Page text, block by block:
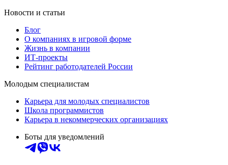
Новости и статьи
Блог
О компаниях в игровой форме
Жизнь в компании
ИТ-проекты
Рейтинг работодателей России
Молодым специалистам
Карьера для молодых специалистов
Школа программистов
Карьера в некоммерческих организациях
Боты для уведомлений